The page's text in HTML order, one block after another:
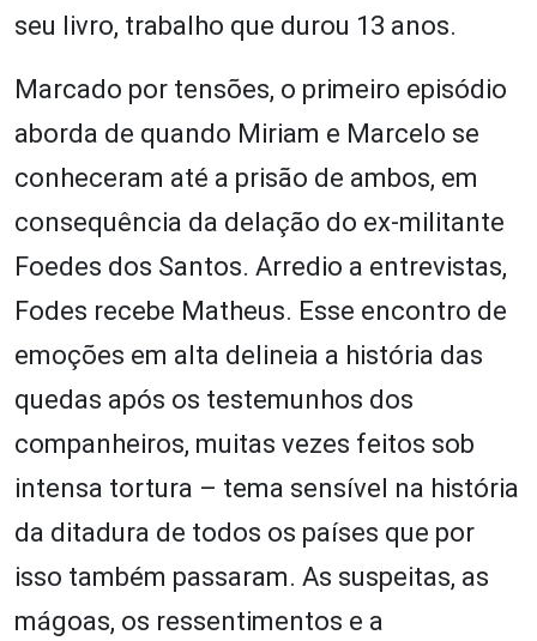
seu livro, trabalho que durou 13 anos.
Marcado por tensões, o primeiro episódio
aborda de quando Miriam e Marcelo se
conheceram até a prisão de ambos, em
consequência da delação do ex-militante
Foedes dos Santos. Arredio a entrevistas,
Fodes recebe Matheus. Esse encontro de
emoções em alta delineia a história das
quedas após os testemunhos dos
companheiros, muitas vezes feitos sob
intensa tortura – tema sensível na história
da ditadura de todos os países que por
isso também passaram. As suspeitas, as
mágoas, os ressentimentos e a